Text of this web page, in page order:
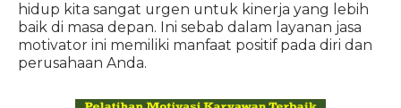
hidup kita sangat urgen untuk kinerja yang lebih
baik di masa depan. Ini sebab dalam layanan jasa
motivator ini memiliki manfaat positif pada diri dan
perusahaan Anda.